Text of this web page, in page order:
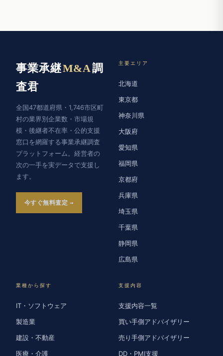
事業承継M&A調
査君
全国47都道府県・1,746市区町
村の業界別企業数・市場規
模・後継者不在率・公的支援
窓口を網羅する事業承継調査
プラットフォーム。経営者の
次の一手を実データで支援し
ます。
今すぐ無料査定
主要エリア
北海道
東京都
神奈川県
大阪府
愛知県
福岡県
京都府
兵庫県
埼玉県
千葉県
静岡県
広島県
業種から探す
IT・ソフトウェア
製造業
建設・不動産
医療・介護
支援内容
支援内容一覧
買い手側アドバイザリー
売り手側アドバイザリー
DD・PMI支援